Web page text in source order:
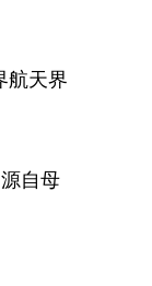
航天界
自母